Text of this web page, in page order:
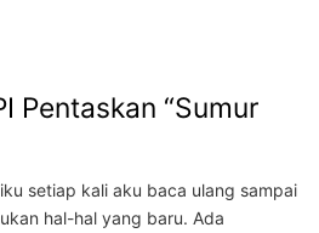
Pentaskan “Sumur
setiap kali aku baca ulang sampai
hal-hal yang baru. Ada